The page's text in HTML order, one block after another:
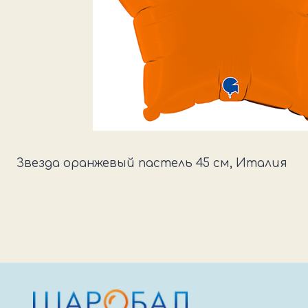
Звезда оранжевый пастель 45 см, Италия